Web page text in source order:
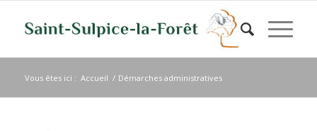
Vous êtes ici : Accueil / Démarches administratives